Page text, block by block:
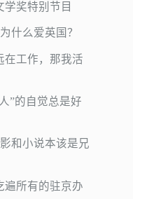
学奖特别节目
什么爱英国？
在工作，那我活
”的自觉总是好
和小说本该是兄
遍所有的驻京办